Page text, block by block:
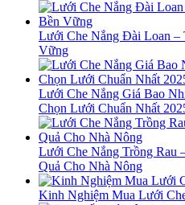
Lưới Che Nắng Đài Loan –
Vững
Lưới Che Nắng Giá Bao
Chọn Lưới Chuẩn Nhất
Lưới Che Nắng Trồng Rau
Quả Cho Nhà Nông
Kinh Nghiệm Mua Lưới